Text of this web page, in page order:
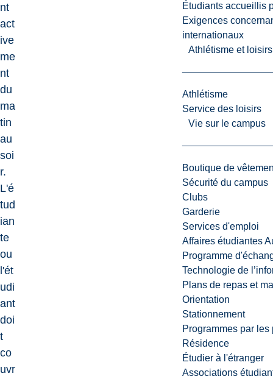
Étudiants accueillis
Exigences
internationaux
Athlétisme et
Athlétisme
Service des loisirs
Vie sur le campus
Boutique de
Sécurité du campus
Clubs
Garderie
Services d'emploi
Affaires étudiantes
Programme
Technologie de
Plans de repas et
Orientation
Stationnement
Programmes par les
Résidence
Étudier à l'étranger
Associations
nt
act
ive
me
nt
du
ma
tin
au
soi
r.
L'é
tud
ian
te
ou
l'ét
udi
ant
doi
t
co
uvr